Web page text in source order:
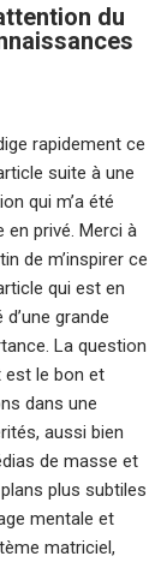
du
rapidement ce
suite à une
qui m’a été
en privé. Merci à
de m’inspirer ce
qui est en
d’une grande
La question
est le bon et
dans une
aussi bien
de masse et
plus subtiles
mentale et
matriciel,